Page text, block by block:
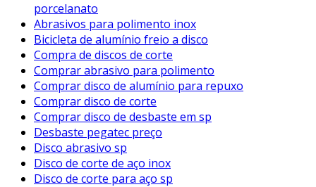
porcelanato
Abrasivos para polimento inox
Bicicleta de alumínio freio a disco
Compra de discos de corte
Comprar abrasivo para polimento
Comprar disco de alumínio para repuxo
Comprar disco de corte
Comprar disco de desbaste em sp
Desbaste pegatec preço
Disco abrasivo sp
Disco de corte de aço inox
Disco de corte para aço sp